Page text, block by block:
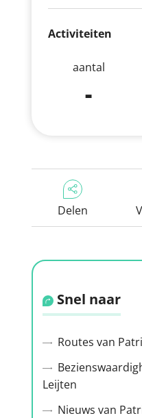
Activiteiten
aantal
-
Delen
Snel naar
Routes van
Leijten
Nieuws van